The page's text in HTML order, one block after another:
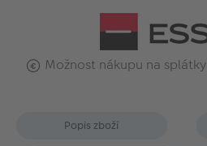
Možnost nákupu na splátky
Popis zboží